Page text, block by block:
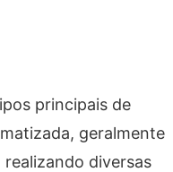
principais de
geralmente
diversas